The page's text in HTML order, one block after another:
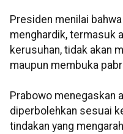
Presiden menilai
menghardik, termasuk
kerusuhan, tidak akan
maupun membuka
Prabowo menegaskan
diperbolehkan sesuai
tindakan yang